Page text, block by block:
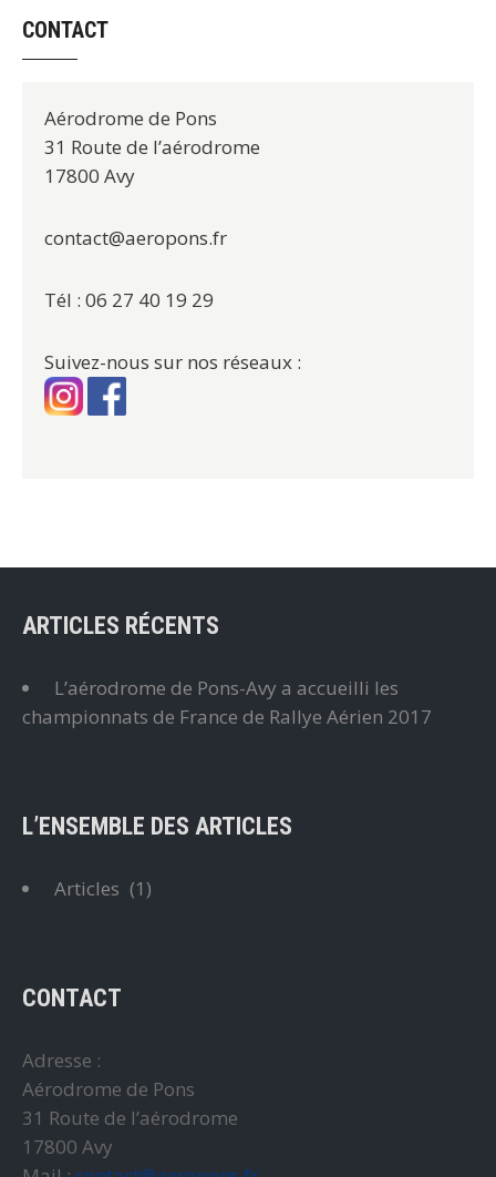
CONTACT
Aérodrome de Pons
31 Route de l’aérodrome
17800 Avy
contact@aeropons.fr
Tél : 06 27 40 19 29
Suivez-nous sur nos réseaux :
ARTICLES RÉCENTS
L’aérodrome de Pons-Avy a accueilli les
championnats de France de Rallye Aérien 2017
L’ENSEMBLE DES ARTICLES
Articles (1)
CONTACT
Adresse :
Aérodrome de Pons
31 Route de l’aérodrome
17800 Avy